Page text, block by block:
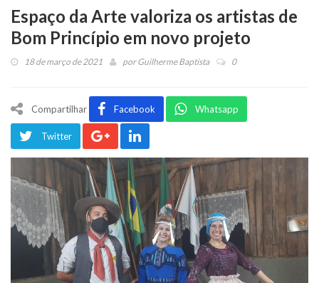
Espaço da Arte valoriza os artistas de
Bom Princípio em novo projeto
18 de março de 2021 porGuilherme Baptista 0
Compartilhar Facebook Whatsapp
Twitter